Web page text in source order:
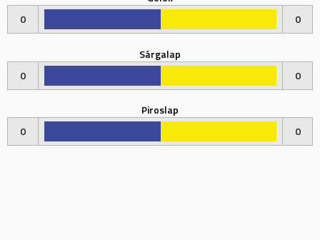
0
0
Sárgalap
0
0
Piroslap
0
0